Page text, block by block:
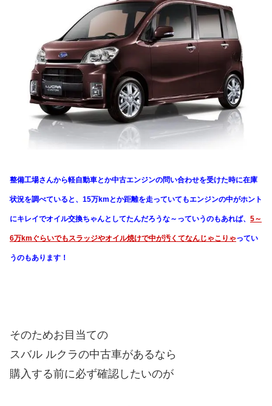
整備工場さんから軽自動車とか中古エンジンの問い合わせを受けた時に在庫
状況を調べていると、15万kmとか距離を走っていてもエンジンの中がホント
にキレイでオイル交換ちゃんとしてたんだろうな～っていうのもあれば、 5～
6万kmぐらいでもスラッジやオイル焼けで中が汚くてなんじゃこりゃってい
うのもあります！
そのためお目当ての
スバル ルクラの中古車があるなら
購入する前に必ず確認したいのが